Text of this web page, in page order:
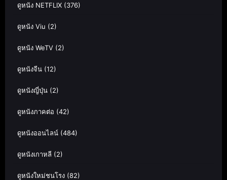
ดูหนัง NETFLIX (376)
ดูหนัง Viu (2)
ดูหนัง WeTV (2)
ดูหนังจีน (12)
ดูหนังญี่ปุ่น (2)
ดูหนังภาคต่อ (42)
ดูหนังออนไลน์ (484)
ดูหนังเกาหลี (2)
ดูหนังใหม่ชนโรง (82)